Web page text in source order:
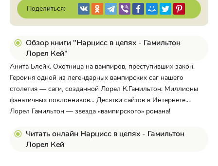
Поделиться:
Обзор книги "Нарцисс в цепях - Гамильтон
Лорел Кей"
Анита Блейк. Охотница на вампиров, преступивших закон.
Героиня одной из легендарных вампирских саг нашего
столетия — саги, созданной Лорел К.Гамильтон. Миллионы
фанатичных поклонников... Десятки сайтов в Интернете...
Лорел Гамильтон — звезда «вампирского» романа!
Читать онлайн Нарцисс в цепях - Гамильтон
Лорел Кей